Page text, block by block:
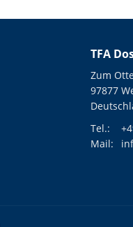
TFA
Zum
97877
Tel.:
Mail: